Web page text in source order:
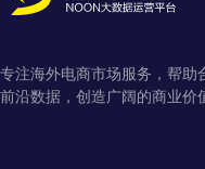
专注海外电商市场服务，帮助
前沿数据，创造广阔的商业价